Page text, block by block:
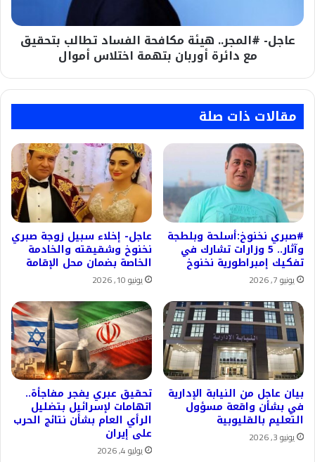
دائرة
أوربان
أموال
عاجل- #المجر.. هيئة مكافحة الفساد تطالب بتحقيق
مع دائرة أوربان بتهمة اختلاس أموال
مقالات ذات صلة
#صبري نخنوخ:أسلحة وبلطجة
وآثار.. 5 وزارات تشارك في
تفكيك إمبراطورية نخنوخ
يونيو 7, 2026
عاجل- إخلاء سبيل زوجة صبري
نخنوخ وشقيقته والخادمة
الخاصة بضمان محل الإقامة
يونيو 10, 2026
بيان عاجل من النيابة الإدارية
في بشأن واقعة مسؤول
التعليم بالقليوبية
يونيو 3, 2026
تحقيق عبري يفجر مفاجأة..
اتهامات لإسرائيل بتضليل
الرأي العام بشأن نتائج الحرب
على إيران
يوليو 4, 2026